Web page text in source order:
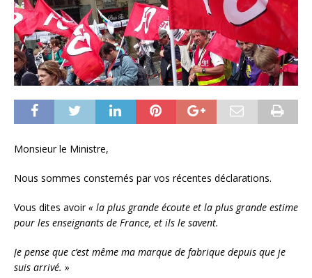
Monsieur le Ministre,
Nous sommes consternés par vos récentes déclarations.
Vous dites avoir« la plus grande écoute et la plus grande estime
pour les enseignants de France, et ils le savent.
Je pense que c’est même ma marque de fabrique depuis que je
suis arrivé. »